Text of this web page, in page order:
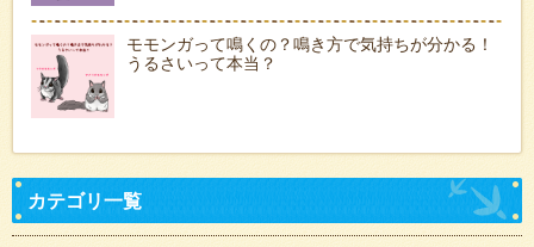
モモンガって鳴くの？鳴き方で気持ちが分かる！
うるさいって本当？